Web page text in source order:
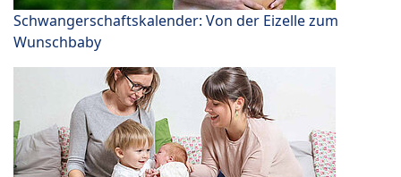
Schwangerschaftskalender: Von der Eizelle zum
Wunschbaby